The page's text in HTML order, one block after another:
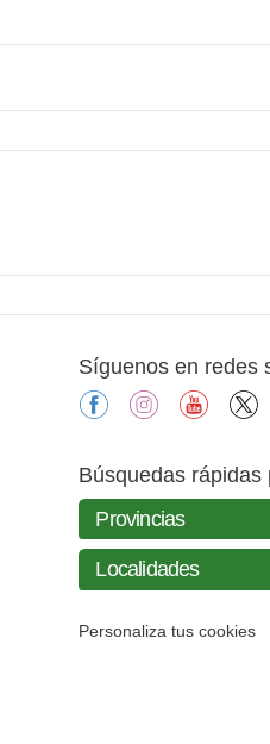
Síguenos en redes
facebookinstagramyoutube
Búsquedas rápidas
Personaliza tus cookies